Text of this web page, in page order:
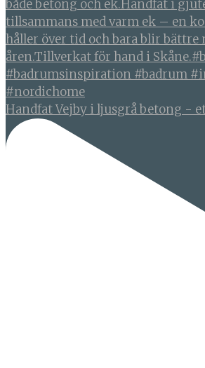
Handfat Vejby i ljusgrå betong -